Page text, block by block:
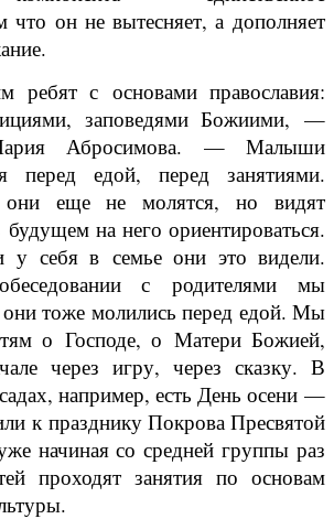
что он не вытесняет, а дополняет
с основами православия:
заповедями Божиими, —
Мария Абросимова. — Малыши
перед едой, перед занятиями.
еще не молятся, но видят
на него ориентироваться.
себя в семье они это видели.
с родителями мы
тоже молились перед едой. Мы
о Господе, о Матери Божией,
через игру, через сказку. В
например, есть День осени —
к празднику Покрова Пресвятой
начиная со средней группы раз
проходят занятия по основам